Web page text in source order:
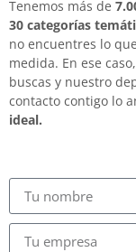
Tenemos más de
30 categorías
no encuentres lo
medida. En ese
buscas y nuestro
contacto contigo lo
ideal.